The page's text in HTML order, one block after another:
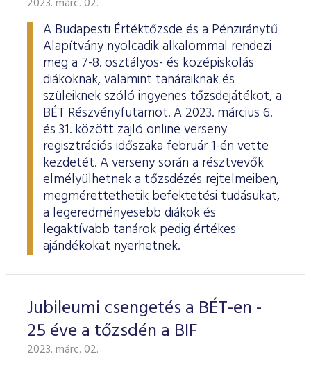
ESG Útmutató
A Budapesti Értéktőzsde és a Pénziránytű
Alapítvány nyolcadik alkalommal rendezi
meg a 7-8. osztályos- és középiskolás
diákoknak, valamint tanáraiknak és
szüleiknek szóló ingyenes tőzsdejátékot, a
BÉT Részvényfutamot. A 2023. március 6.
és 31. között zajló online verseny
regisztrációs időszaka február 1-én vette
kezdetét. A verseny során a résztvevők
elmélyülhetnek a tőzsdézés rejtelmeiben,
megmérettethetik befektetési tudásukat,
a legeredményesebb diákok és
legaktívabb tanárok pedig értékes
ajándékokat nyerhetnek.
Jubileumi csengetés a BÉT-en -
25 éve a tőzsdén a BIF
2023. márc. 02.